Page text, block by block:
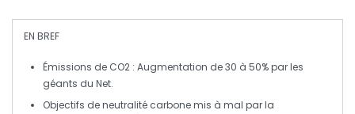
EN BREF
Émissions de CO2 : Augmentation de 30 à 50% par les
géants du Net.
Objectifs de neutralité carbonemis à mal par la